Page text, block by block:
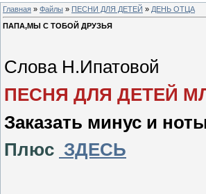
Главная » Файлы » ПЕСНИ ДЛЯ ДЕТЕЙ » ДЕНЬ ОТЦА
ПАПА,МЫ С ТОБОЙ ДРУЗЬЯ
Слова Н.Ипатовой
ПЕСНЯ ДЛЯ ДЕТЕЙ
Заказать минус и
Плюс ЗДЕСЬ